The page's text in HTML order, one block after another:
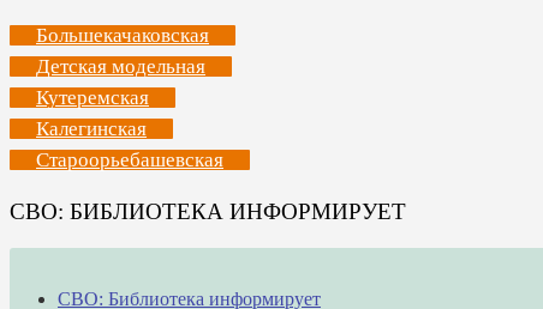
Большекачаковская
Детская модельная
Кутеремская
Калегинская
Староорьебашевская
СВО: БИБЛИОТЕКА ИНФОРМИРУЕТ
СВО: Библиотека информирует